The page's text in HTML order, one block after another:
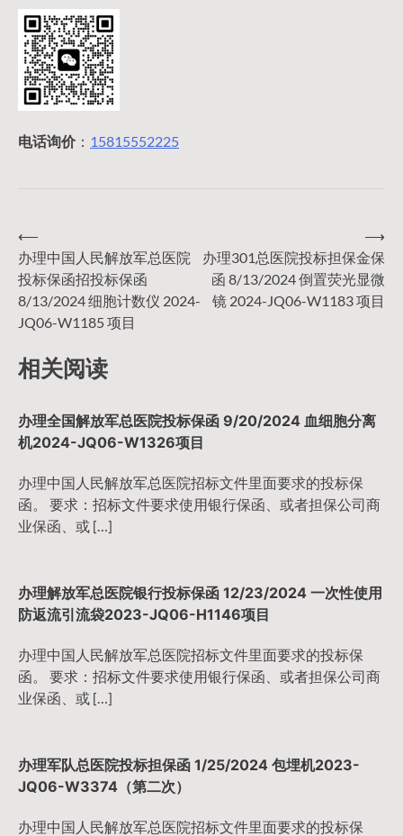
电话询价： 15815552225
文
章
导
⟵
办理中国人民解放军总医院
投标保函招投标保函
8/13/2024 细胞计数仪 2024-
JQ06-W1185 项目
办理301总医院投标担保金保
函 8/13/2024 倒置荧光显微
镜 2024-JQ06-W1183 项目
⟶
相关阅读
办理全国解放军总医院投标保函 9/20/2024 血细胞分离
机2024-JQ06-W1326项目
办理中国人民解放军总医院招标文件里面要求的投标保
函。 要求：招标文件要求使用银行保函、或者担保公司商
业保函、或 […]
办理解放军总医院银行投标保函 12/23/2024 一次性使用
防返流引流袋2023-JQ06-H1146项目
办理中国人民解放军总医院招标文件里面要求的投标保
函。 要求：招标文件要求使用银行保函、或者担保公司商
业保函、或 […]
办理军队总医院投标担保函 1/25/2024 包埋机2023-
JQ06-W3374（第二次）
办理中国人民解放军总医院招标文件里面要求的投标保